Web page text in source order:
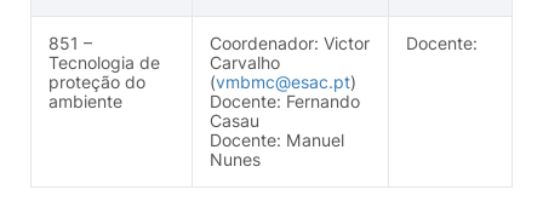
851 –
Tecnologia de
proteção do
ambiente
Coordenador: Victor
Carvalho
(vmbmc@esac.pt)
Docente: Fernando
Casau
Docente: Manuel
Nunes
Docente: